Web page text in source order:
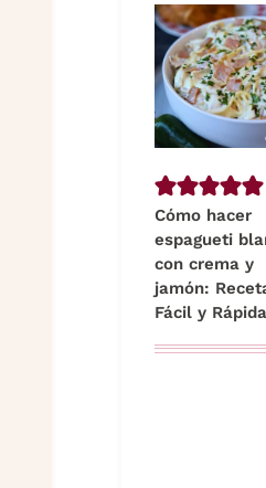
Cómo hacer
espagueti
con crema y
jamón:
Fácil y